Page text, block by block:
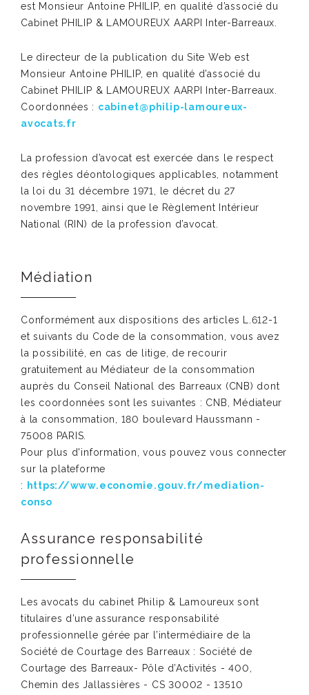
est Monsieur Antoine PHILIP, en qualité d’associé du
Cabinet PHILIP & LAMOUREUX AARPI Inter-Barreaux.
Le directeur de la publication du Site Web est
Monsieur Antoine PHILIP, en qualité d’associé du
Cabinet PHILIP & LAMOUREUX AARPI Inter-Barreaux.
Coordonnées : cabinet@philip-lamoureux-
avocats.fr
La profession d’avocat est exercée dans le respect
des règles déontologiques applicables, notamment
la loi du 31 décembre 1971, le décret du 27
novembre 1991, ainsi que le Règlement Intérieur
National (RIN) de la profession d’avocat.
Médiation
Conformément aux dispositions des articles L.612-1
et suivants du Code de la consommation, vous avez
la possibilité, en cas de litige, de recourir
gratuitement au Médiateur de la consommation
auprès du Conseil National des Barreaux (CNB) dont
les coordonnées sont les suivantes : CNB, Médiateur
à la consommation, 180 boulevard Haussmann -
75008 PARIS.
Pour plus d'information, vous pouvez vous connecter
sur la plateforme
:
https://www.economie.gouv.fr/mediation-
conso
Assurance responsabilité
professionnelle
Les avocats du cabinet Philip & Lamoureux sont
titulaires d’une assurance responsabilité
professionnelle gérée par l’intermédiaire de la
Société de Courtage des Barreaux : Société de
Courtage des Barreaux- Pôle d’Activités - 400,
Chemin des Jallassières - CS 30002 - 13510